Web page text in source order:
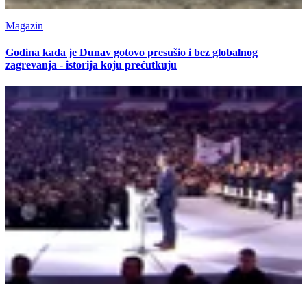
Magazin
Godina kada je Dunav gotovo presušio i bez globalnog
zagrevanja - istorija koju prećutkuju